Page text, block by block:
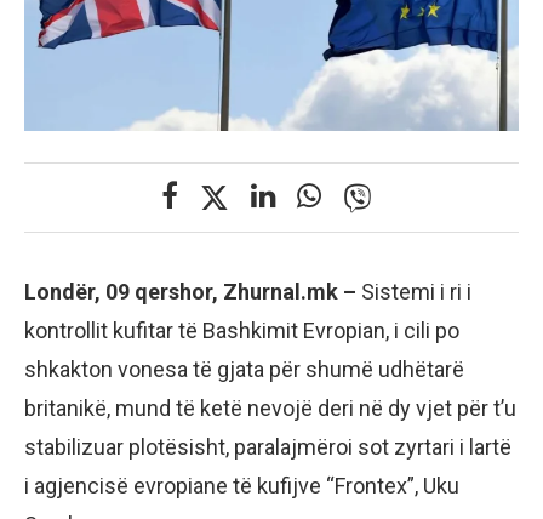
Londër, 09 qershor, Zhurnal.mk – Sistemi i ri i
kontrollit kufitar të Bashkimit Evropian, i cili po
shkakton vonesa të gjata për shumë udhëtarë
britanikë, mund të ketë nevojë deri në dy vjet për t’u
stabilizuar plotësisht, paralajmëroi sot zyrtari i lartë
i agjencisë evropiane të kufijve “Frontex”, Uku